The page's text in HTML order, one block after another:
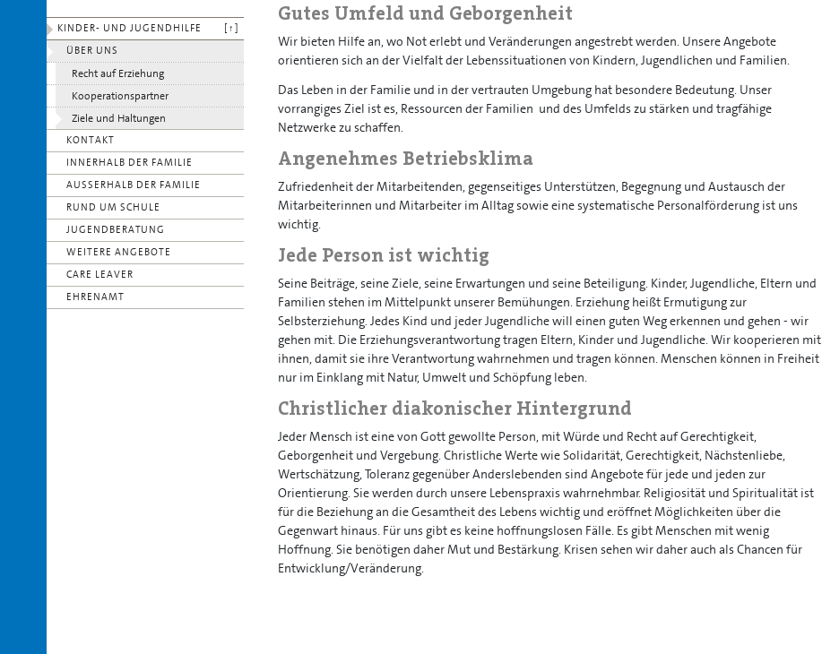
[↑]
KINDER- UND JUGENDHILFE
ÜBER UNS
Recht auf Erziehung
Kooperationspartner
Ziele und Haltungen
KONTAKT
INNERHALB DER FAMILIE
AUSSERHALB DER FAMILIE
RUND UM SCHULE
JUGENDBERATUNG
WEITERE ANGEBOTE
CARE LEAVER
EHRENAMT
Gutes Umfeld und Geborgenheit
Wir bieten Hilfe an, wo Not erlebt und Veränderungen angestrebt werden. Unsere Angebote
orientieren sich an der Vielfalt der Lebenssituationen von Kindern, Jugendlichen und Familien.
Das Leben in der Familie und in der vertrauten Umgebung hat besondere Bedeutung. Unser
vorrangiges Ziel ist es, Ressourcen der Familien und des Umfelds zu stärken und tragfähige
Netzwerke zu schaffen.
Angenehmes Betriebsklima
Zufriedenheit der Mitarbeitenden, gegenseitiges Unterstützen, Begegnung und Austausch der
Mitarbeiterinnen und Mitarbeiter im Alltag sowie eine systematische Personalförderung ist uns
wichtig.
Jede Person ist wichtig
Seine Beiträge, seine Ziele, seine Erwartungen und seine Beteiligung. Kinder, Jugendliche, Eltern und
Familien stehen im Mittelpunkt unserer Bemühungen. Erziehung heißt Ermutigung zur
Selbsterziehung. Jedes Kind und jeder Jugendliche will einen guten Weg erkennen und gehen - wir
gehen mit. Die Erziehungsverantwortung tragen Eltern, Kinder und Jugendliche. Wir kooperieren mit
ihnen, damit sie ihre Verantwortung wahrnehmen und tragen können. Menschen können in Freiheit
nur im Einklang mit Natur, Umwelt und Schöpfung leben.
Christlicher diakonischer Hintergrund
Jeder Mensch ist eine von Gott gewollte Person, mit Würde und Recht auf Gerechtigkeit,
Geborgenheit und Vergebung. Christliche Werte wie Solidarität, Gerechtigkeit, Nächstenliebe,
Wertschätzung, Toleranz gegenüber Anderslebenden sind Angebote für jede und jeden zur
Orientierung. Sie werden durch unsere Lebenspraxis wahrnehmbar. Religiosität und Spiritualität ist
für die Beziehung an die Gesamtheit des Lebens wichtig und eröffnet Möglichkeiten über die
Gegenwart hinaus. Für uns gibt es keine hoffnungslosen Fälle. Es gibt Menschen mit wenig
Hoffnung. Sie benötigen daher Mut und Bestärkung. Krisen sehen wir daher auch als Chancen für
Entwicklung/Veränderung.